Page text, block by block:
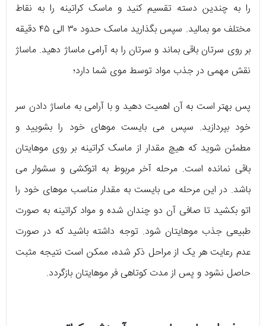
را به چندین دسته تقسیم کنید و ماسک کراتینه را به نقاط
مختلف مو بمالید. سپس بگذارید ماسک حدود ۳۰ الی ۴۵ دقیقه
بر روی سرتان باقی بماند و سرتان را به آرامی ماساژ دهید. ماساژ
نقش مهمی در جذب مواد توسط موی شما دارد؛
پس بهتر است به آن اهمیت دهید و با آرامی به ماساژ دادن سر
خود بپردازید. سپس می ‌بایست موهای خود را بشویید و
مطمئن شوید که هیچ مقدار از ماسک کراتینه بر روی موهایتان
باقی نمانده است. مرحله آخر مربوط به اتوکشی و سشوار می
‌باشد. در این مرحله می ‌بایست به مقدار مناسب موهای خود را
اتو بکشید تا صافی آن دو چندان شده و مواد کراتینه به صورت
طبیعی جذب موهایتان شود. توجه داشته باشید که در صورت
عدم رعایت هر یک از مراحل ذکر شده، ممکن است نتیجه مثبت
حاصل نشود و پس از مدت کوتاهی فر موهایتان بازگردد.